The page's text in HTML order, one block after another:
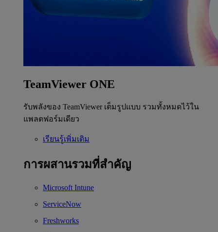
TeamViewer ONE
รับพลังของ TeamViewer เต็มรูปแบบ รวมทั้งหมดไว้ใน
แพลตฟอร์มเดียว
เรียนรู้เพิ่มเติม
การผสานรวมที่สำคัญ
Microsoft Intune
ServiceNow
Freshworks